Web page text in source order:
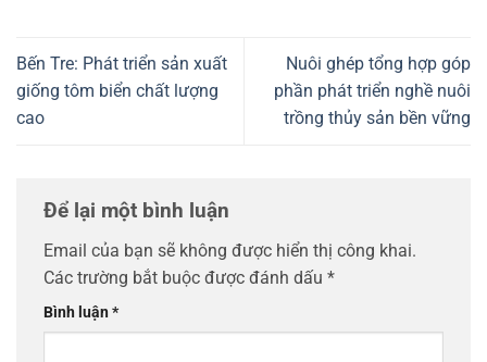
Bến Tre: Phát triển sản xuất
giống tôm biển chất lượng
cao
Nuôi ghép tổng hợp góp
phần phát triển nghề nuôi
trồng thủy sản bền vững
Để lại một bình luận
Email của bạn sẽ không được hiển thị công khai.
Các trường bắt buộc được đánh dấu *
Bình luận*